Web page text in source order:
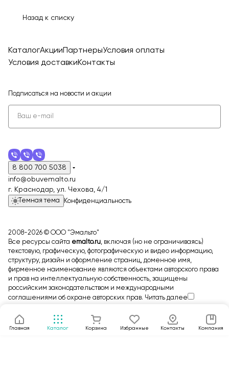
Назад к списку
Главная Каталог Корзина Избранные Контакты Компания
КаталогАкции ПартнерыУсловия оплаты
Условия доставкиКонтакты
Подписаться на новости и акции
8 800 700 5038
info@obuvemalto.ru
г. Краснодар, ул. Чехова, 4/1
Темная тема Конфиденциальность
2008-2026 © ООО "Эмальто"
Все ресурсы сайта emalto.ru, включая (но не ограничиваясь)
текстовую, графическую, фотографическую и видео информацию,
структуру, дизайн и оформление страниц, доменное имя,
фирменное наименование являются объектами авторского права
и прав на интеллектуальную собственность, защищены
российским законодательством и международными
соглашениями об охране авторских прав. Читать далее